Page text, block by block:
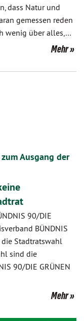
dass Natur und
gemessen reden
wenig über alles,…
Mehr
zum Ausgang der
90/DIE
BÜNDNIS
die Stadtratswahl
sind die
90/DIE GRÜNEN
Mehr